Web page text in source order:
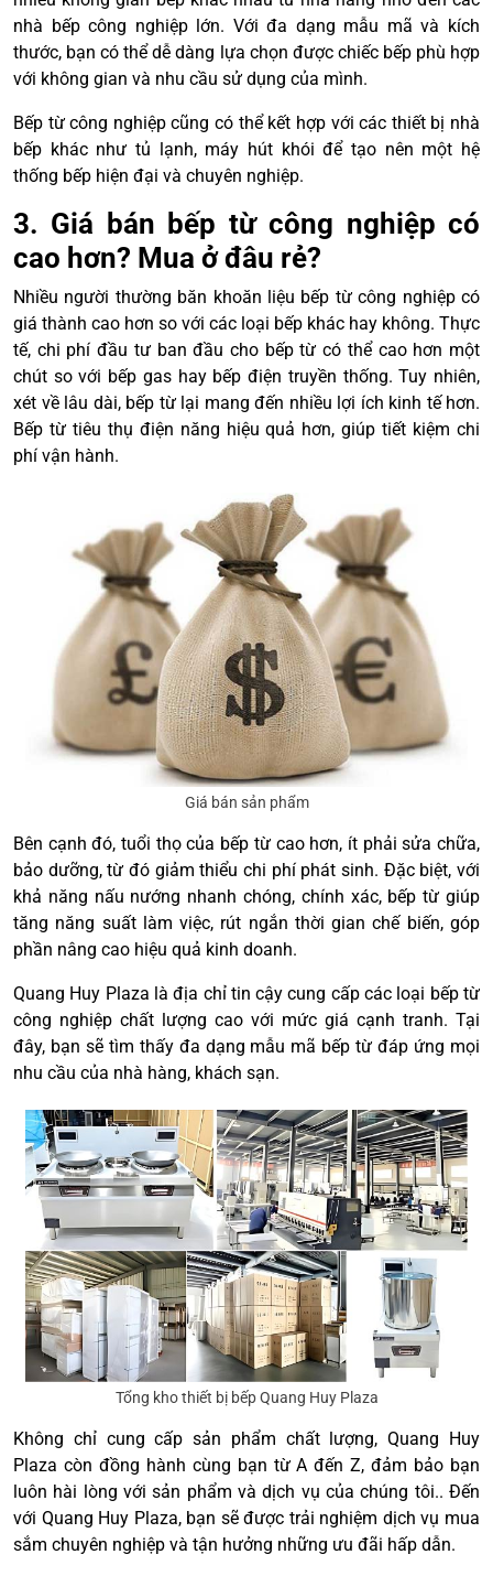
nhà bếp công nghiệp lớn. Với đa dạng mẫu mã và kích
thước, bạn có thể dễ dàng lựa chọn được chiếc bếp phù hợp
với không gian và nhu cầu sử dụng của mình.
Bếp từ công nghiệp cũng có thể kết hợp với các thiết bị nhà
bếp khác như tủ lạnh, máy hút khói để tạo nên một hệ
thống bếp hiện đại và chuyên nghiệp.
3. Giá bán bếp từ công nghiệp có
cao hơn? Mua ở đâu rẻ?
Nhiều người thường băn khoăn liệu bếp từ công nghiệp có
giá thành cao hơn so với các loại bếp khác hay không. Thực
tế, chi phí đầu tư ban đầu cho bếp từ có thể cao hơn một
chút so với bếp gas hay bếp điện truyền thống. Tuy nhiên,
xét về lâu dài, bếp từ lại mang đến nhiều lợi ích kinh tế hơn.
Bếp từ tiêu thụ điện năng hiệu quả hơn, giúp tiết kiệm chi
phí vận hành.
Giá bán sản phẩm
Bên cạnh đó, tuổi thọ của bếp từ cao hơn, ít phải sửa chữa,
bảo dưỡng, từ đó giảm thiểu chi phí phát sinh. Đặc biệt, với
khả năng nấu nướng nhanh chóng, chính xác, bếp từ giúp
tăng năng suất làm việc, rút ngắn thời gian chế biến, góp
phần nâng cao hiệu quả kinh doanh.
Quang Huy Plaza là địa chỉ tin cậy cung cấp các loại bếp từ
công nghiệp chất lượng cao với mức giá cạnh tranh. Tại
đây, bạn sẽ tìm thấy đa dạng mẫu mã bếp từ đáp ứng mọi
nhu cầu của nhà hàng, khách sạn.
Tổng kho thiết bị bếp Quang Huy Plaza
Không chỉ cung cấp sản phẩm chất lượng, Quang Huy
Plaza còn đồng hành cùng bạn từ A đến Z, đảm bảo bạn
luôn hài lòng với sản phẩm và dịch vụ của chúng tôi.. Đến
với Quang Huy Plaza, bạn sẽ được trải nghiệm dịch vụ mua
sắm chuyên nghiệp và tận hưởng những ưu đãi hấp dẫn.